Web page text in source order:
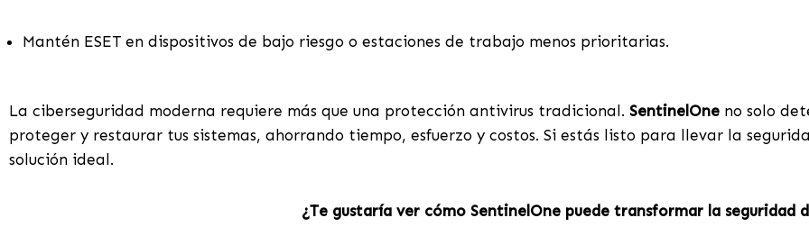
Mantén ESET en dispositivos de bajo riesgo o estaciones de trabajo menos prioritarias.
La ciberseguridad moderna requiere más que una protección antivirus tradicional. SentinelOne no solo
proteger y restaurar tus sistemas, ahorrando tiempo, esfuerzo y costos. Si estás listo para llevar la
solución ideal.
¿Te gustaría ver cómo SentinelOne puede transformar la seguridad